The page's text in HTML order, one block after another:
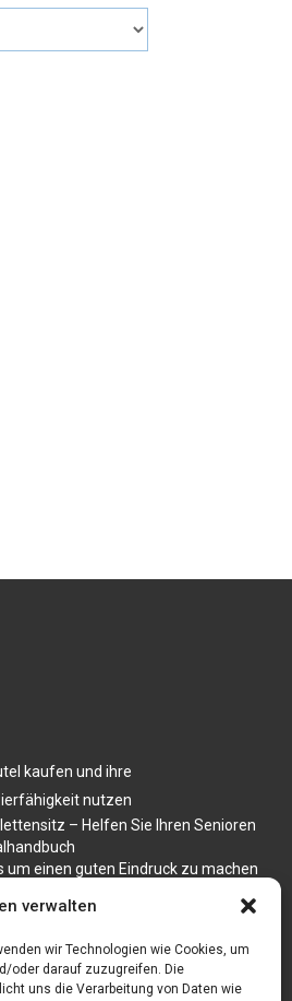
verwalten
wir Technologien wie Cookies, um
oder darauf zuzugreifen. Die
uns die Verarbeitung von Daten wie
kaufen und ihre
nutzen
– Helfen Sie Ihren Senioren
um einen guten Eindruck zu machen